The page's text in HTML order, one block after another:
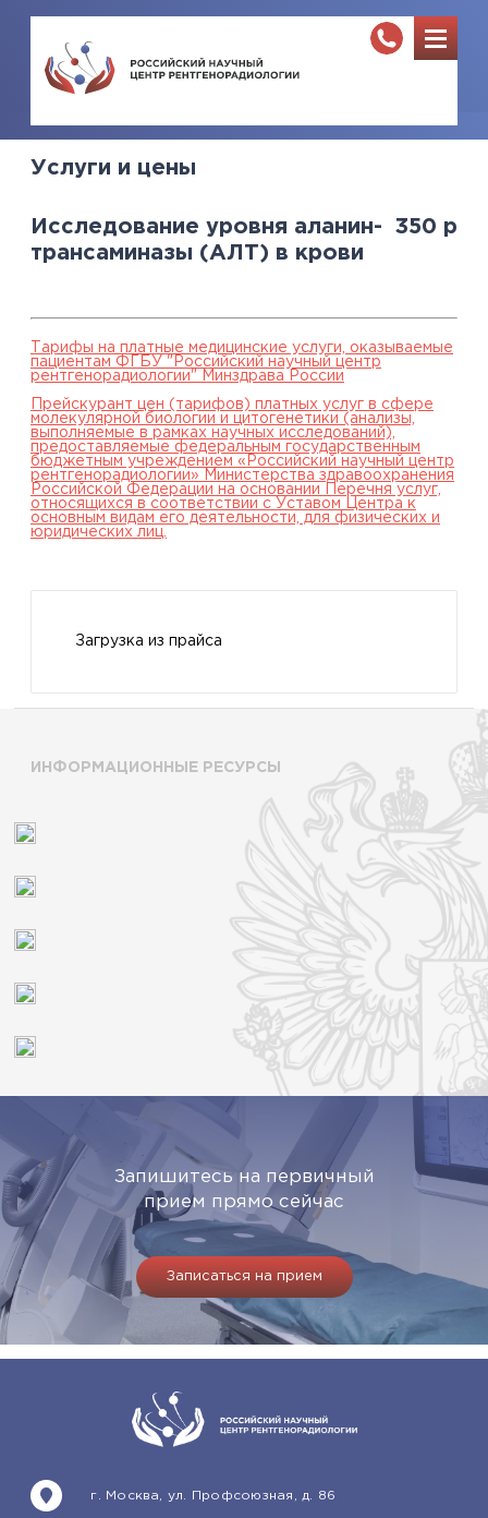
Услуги и цены
Исследование уровня аланин-
трансаминазы (АЛТ) в крови
350 р
Тарифы на платные медицинские услуги, оказываемые
пациентам ФГБУ "Российский научный центр
рентгенорадиологии" Минздрава России
Прейскурант цен (тарифов) платных услуг в сфере
молекулярной биологии и цитогенетики (анализы,
выполняемые в рамках научных исследований),
предоставляемые федеральным государственным
бюджетным учреждением «Российский научный центр
рентгенорадиологии» Министерства здравоохранения
Российской Федерации на основании Перечня услуг,
относящихся в соответствии с Уставом Центра к
основным видам его деятельности, для физических и
юридических лиц.
Загрузка из прайса
ИНФОРМАЦИОННЫЕ РЕСУРСЫ
Запишитесь на первичный
прием прямо сейчас
Записаться на прием
г. Москва, ул. Профсоюзная, д. 86